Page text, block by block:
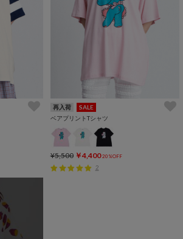
再入荷
SALE
ベアプリントTシャツ
¥5,500 ￥4,400 20%OFF
2